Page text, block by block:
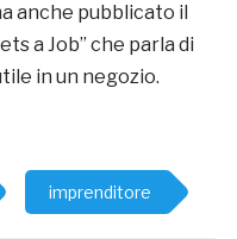
anche pubblicato il
a Job” che parla di
in un negozio.
imprenditore